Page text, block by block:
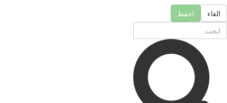
الغاء احفظ